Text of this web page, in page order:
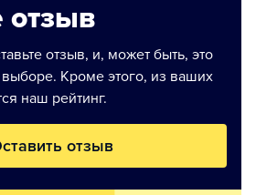
отзыв
отзыв, и, может быть, это
Кроме этого, из ваших
наш рейтинг.
отзыв